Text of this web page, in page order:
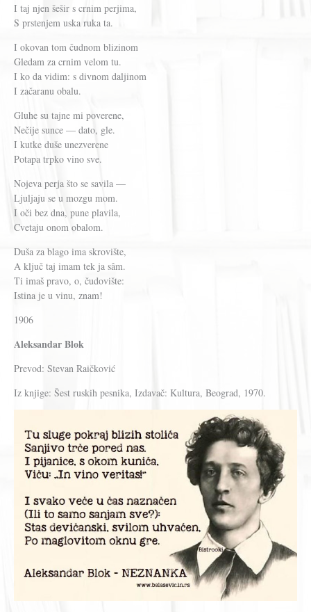
I taj njen šešir s crnim perjima,
S prstenjem uska ruka ta.
I okovan tom čudnom blizinom
Gledam za crnim velom tu.
I ko da vidim: s divnom daljinom
I začaranu obalu.
Gluhe su tajne mi poverene,
Nečije sunce — dato, gle.
I kutke duše unezverene
Potapa trpko vino sve.
Nojeva perja što se savila —
Ljuljaju se u mozgu mom.
I oči bez dna, pune plavila,
Cvetaju onom obalom.
Duša za blago ima skrovište,
A ključ taj imam tek ja sâm.
Ti imaš pravo, o, čudovište:
Istina je u vinu, znam!
1906
Aleksandar Blok
Prevod: Stevan Raičković
Iz knjige: Šest ruskih pesnika, Izdavač: Kultura, Beograd, 1970.